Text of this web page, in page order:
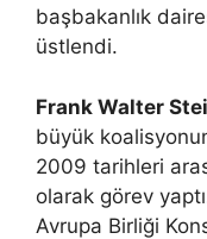
başbakanlık
üstlendi.
Frank Walter
büyük
2009 tarihleri
olarak görev
Avrupa Birliği